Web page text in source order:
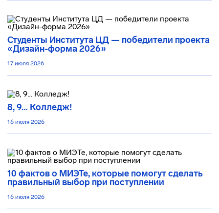
Студенты Института ЦД — победители проекта
«Дизайн-форма 2026»
17 июля 2026
8, 9… Колледж!
16 июля 2026
10 фактов о МИЭТе, которые помогут сделать
правильный выбор при поступлении
16 июля 2026